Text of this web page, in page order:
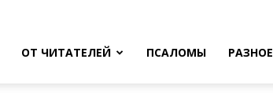
ОТ ЧИТАТЕЛЕЙ ПСАЛОМЫ РАЗНОЕ